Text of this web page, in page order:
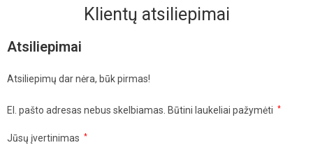
Klientų atsiliepimai
Atsiliepimai
Atsiliepimų dar nėra, būk pirmas!
El. pašto adresas nebus skelbiamas. Būtini laukeliai pažymėti *
Jūsų įvertinimas *